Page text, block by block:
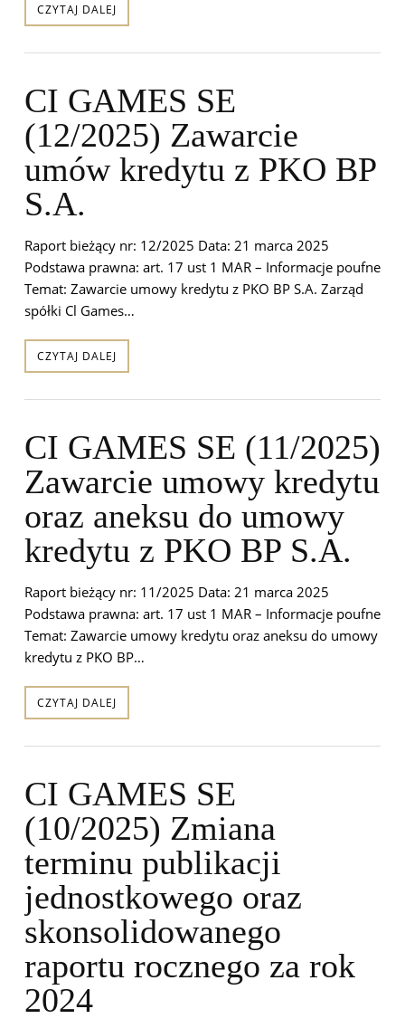
CZYTAJ DALEJ
CI GAMES SE
(12/2025) Zawarcie
umów kredytu z PKO BP
S.A.
Raport bieżący nr: 12/2025 Data: 21 marca 2025
Podstawa prawna: art. 17 ust 1 MAR – Informacje poufne
Temat: Zawarcie umowy kredytu z PKO BP S.A. Zarząd
spółki Cl Games…
CZYTAJ DALEJ
CI GAMES SE (11/2025)
Zawarcie umowy kredytu
oraz aneksu do umowy
kredytu z PKO BP S.A.
Raport bieżący nr: 11/2025 Data: 21 marca 2025
Podstawa prawna: art. 17 ust 1 MAR – Informacje poufne
Temat: Zawarcie umowy kredytu oraz aneksu do umowy
kredytu z PKO BP…
CZYTAJ DALEJ
CI GAMES SE
(10/2025) Zmiana
terminu publikacji
jednostkowego oraz
skonsolidowanego
raportu rocznego za rok
2024